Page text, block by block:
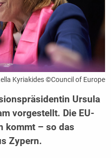
Kyriakides ©Council of Europe
Ursula
vorgestellt. Die EU-
kommt – so das
Zypern.